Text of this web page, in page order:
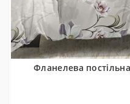
Фланелева